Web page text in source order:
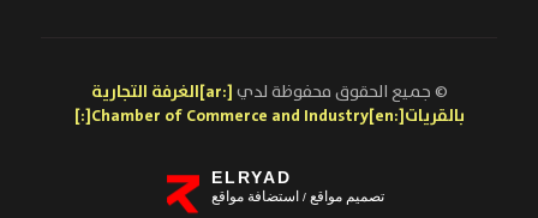
© جميع الحقوق محفوظة لدي
[:ar]الغرفة التجارية
بالقريات[:en]Chamber of Commerce and Industry[:]
ELRYAD
تصميم مواقع/ استضافة مواقع